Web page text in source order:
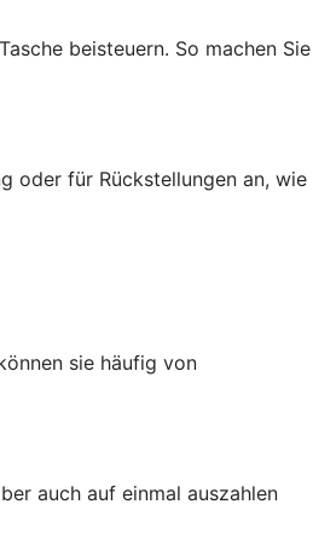
beisteuern. So machen Sie
oder für Rückstellungen an, wie
sie häufig von
auch auf einmal auszahlen